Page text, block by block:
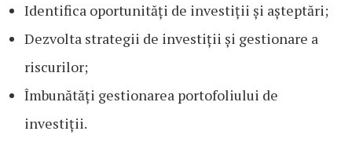
Identifica oportunități de investiții și așteptări;
Dezvolta strategii de investiții și gestionare a
riscurilor;
Îmbunătăți gestionarea portofoliului de
investiții.